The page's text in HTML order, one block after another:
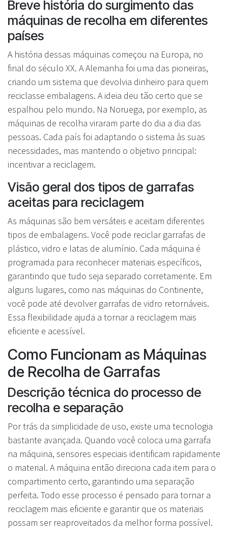
Breve história do surgimento das
máquinas de recolha em diferentes
países
A história dessas máquinas começou na Europa, no
final do século XX. A Alemanha foi uma das pioneiras,
criando um sistema que devolvia dinheiro para quem
reciclasse embalagens. A ideia deu tão certo que se
espalhou pelo mundo. Na Noruega, por exemplo, as
máquinas de recolha viraram parte do dia a dia das
pessoas. Cada país foi adaptando o sistema às suas
necessidades, mas mantendo o objetivo principal:
incentivar a reciclagem.
Visão geral dos tipos de garrafas
aceitas para reciclagem
As máquinas são bem versáteis e aceitam diferentes
tipos de embalagens. Você pode reciclar garrafas de
plástico, vidro e latas de alumínio. Cada máquina é
programada para reconhecer materiais específicos,
garantindo que tudo seja separado corretamente. Em
alguns lugares, como nas máquinas do Continente,
você pode até devolver garrafas de vidro retornáveis.
Essa flexibilidade ajuda a tornar a reciclagem mais
eficiente e acessível.
Como Funcionam as Máquinas
de Recolha de Garrafas
Descrição técnica do processo de
recolha e separação
Por trás da simplicidade de uso, existe uma tecnologia
bastante avançada. Quando você coloca uma garrafa
na máquina, sensores especiais identificam rapidamente
o material. A máquina então direciona cada item para o
compartimento certo, garantindo uma separação
perfeita. Todo esse processo é pensado para tornar a
reciclagem mais eficiente e garantir que os materiais
possam ser reaproveitados da melhor forma possível.